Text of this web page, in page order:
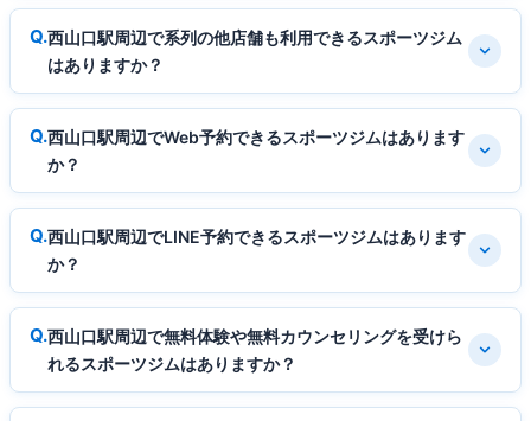
西山口駅周辺で系列の他店舗も利用できるスポーツジム
はありますか？
西山口駅周辺でWeb予約できるスポーツジムはあります
か？
西山口駅周辺でLINE予約できるスポーツジムはあります
か？
西山口駅周辺で無料体験や無料カウンセリングを受けら
れるスポーツジムはありますか？